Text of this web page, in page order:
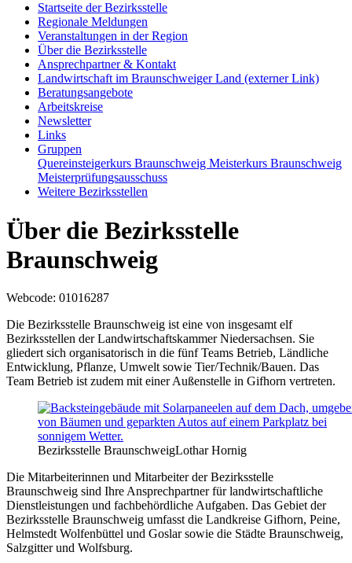
Startseite der Bezirksstelle
Regionale Meldungen
Veranstaltungen in der Region
Über die Bezirksstelle
Ansprechpartner & Kontakt
Landwirtschaft im Braunschweiger Land (externer Link)
Beratungsangebote
Arbeitskreise
Newsletter
Links
Gruppen
Quereinsteigerkurs Braunschweig Meisterkurs Braunschweig
Meisterprüfungsausschuss
Weitere Bezirksstellen
Über die Bezirksstelle
Braunschweig
Webcode: 01016287
Die Bezirksstelle Braunschweig ist eine von insgesamt elf
Bezirksstellen der Landwirtschaftskammer Niedersachsen. Sie
gliedert sich organisatorisch in die fünf Teams Betrieb, Ländliche
Entwicklung, Pflanze, Umwelt sowie Tier/Technik/Bauen. Das
Team Betrieb ist zudem mit einer Außenstelle in Gifhorn vertreten.
Bezirksstelle BraunschweigLothar Hornig
Die Mitarbeiterinnen und Mitarbeiter der Bezirksstelle
Braunschweig sind Ihre Ansprechpartner für landwirtschaftliche
Dienstleistungen und fachbehördliche Aufgaben. Das Gebiet der
Bezirksstelle Braunschweig umfasst die Landkreise Gifhorn, Peine,
Helmstedt Wolfenbüttel und Goslar sowie die Städte Braunschweig,
Salzgitter und Wolfsburg.